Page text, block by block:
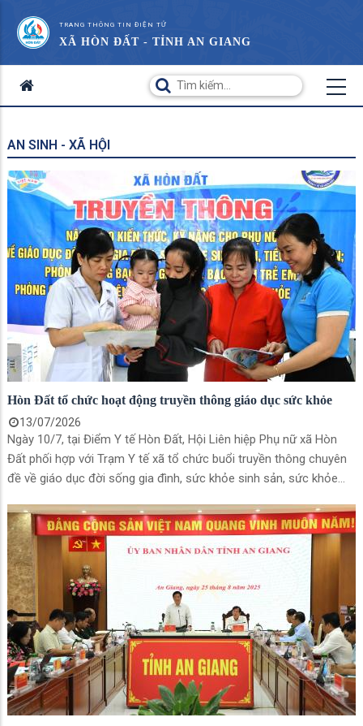
TRANG THÔNG TIN ĐIỆN TỬ
XÃ HÒN ĐẤT - TỈNH AN GIANG
AN SINH - XÃ HỘI
Hòn Đất tổ chức hoạt động truyền thông giáo dục sức khỏe
13/07/2026
Ngày 10/7, tại Điểm Y tế Hòn Đất, Hội Liên hiệp Phụ nữ xã Hòn
Đất phối hợp với Trạm Y tế xã tổ chức buổi truyền thông chuyên
đề về giáo dục đời sống gia đình, sức khỏe sinh sản, sức khỏe
hành trẻ em; phòng, chống bệnh tật và hướng dẫn cài đặt, sử
dụng ứng dụng Sổ sức khỏe điện tử cho 50 hội viên, phụ nữ và
Nhân dân trên địa bàn xã.